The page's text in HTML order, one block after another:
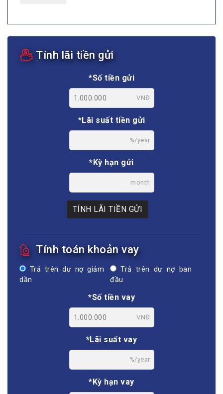
Tính lãi tiền gửi
*Số tiền gửi
VNĐ
*Lãi suất tiền gửi
%/year
*Kỳ hạn gửi
month
TÍNH LÃI TIỀN GỬI
Tính toán khoản vay
Trả trên dư nợ giảm
dần
Trả trên dư nợ ban
đầu
*Số tiền vay
VNĐ
*Lãi suất vay
%/year
*Kỳ hạn vay